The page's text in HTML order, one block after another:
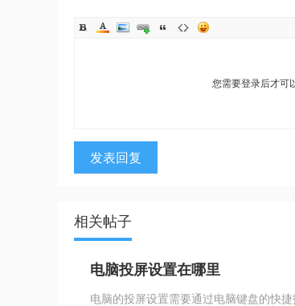
您需要登录后才可
发表回复
相关帖子
电脑投屏设置在哪里
电脑的投屏设置需要通过电脑键盘的快